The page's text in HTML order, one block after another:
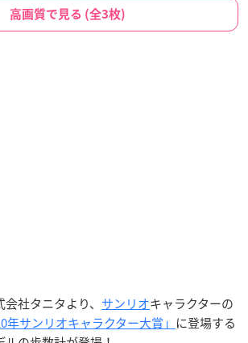
高画質で見る (全3枚)
社タニタより、 サンリオキャラクターの
年サンリオキャラクター大賞」 に登場する